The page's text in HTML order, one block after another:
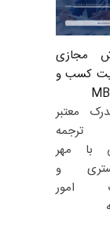
مجازی
کسب و
معتبر
ترجمه
با مهر
و
امور